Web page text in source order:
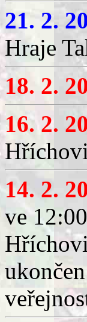
21. 2.
Hraje
18. 2.
16. 2.
14. 2.
ve